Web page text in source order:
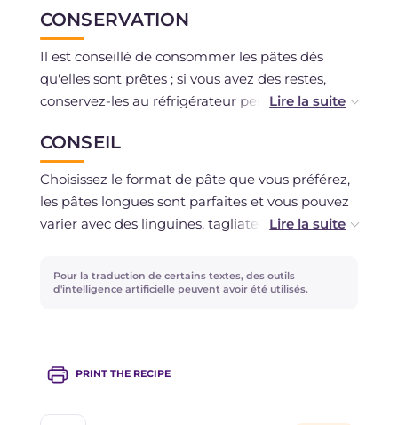
CONSERVATION
Il est conseillé de consommer les pâtes dès
qu'elles sont prêtes ; si vous avez des restes,
conservez-les au réfrigérateur pendant deux
Vous pouvez congeler la sauce si vous avez
utilisé des ingrédients frais.
CONSEIL
Choisissez le format de pâte que vous préférez,
les pâtes longues sont parfaites et vous pouvez
varier avec des linguines, tagliatelles ou
pâtes car la sauce sera déjà très savoureuse.
Pour la traduction de certains textes, des outils
d'intelligence artificielle peuvent avoir été utilisés.
PRINT THE RECIPE